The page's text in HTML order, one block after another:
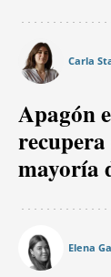
Carla
Apagón
mayoría
Elena